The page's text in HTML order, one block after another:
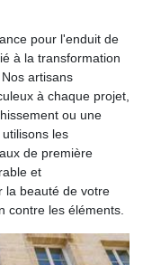
pour l'enduit de
à la transformation
artisans
à chaque projet,
ou une
les
de première
et
la beauté de votre
contre les éléments.